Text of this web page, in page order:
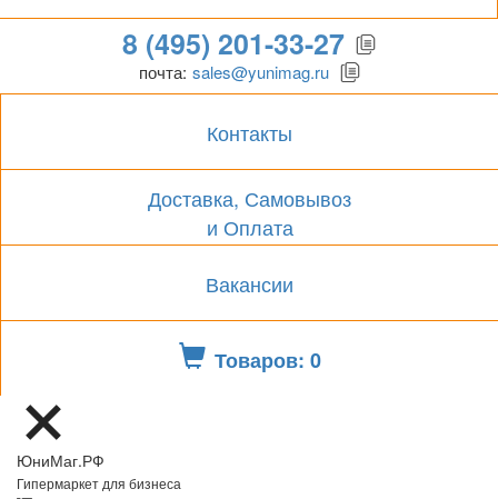
Гипермаркет для бизнеса
8 (495) 201-33-27
почта: sales@yunimag.ru
Контакты
Доставка, Самовывоз
и Оплата
Вакансии
Товаров: 0
ЮниМаг.РФ
Гипермаркет для бизнеса